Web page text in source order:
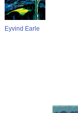
Eyvind Earle